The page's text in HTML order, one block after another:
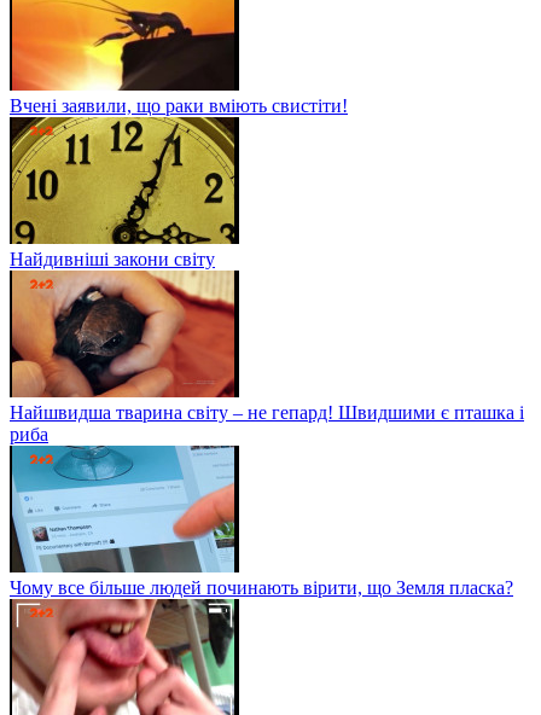
Вчені заявили, що раки вміють свистіти!
Найдивніші закони світу
Найшвидша тварина світу – не гепард! Швидшими є пташка і
риба
Чому все більше людей починають вірити, що Земля пласка?